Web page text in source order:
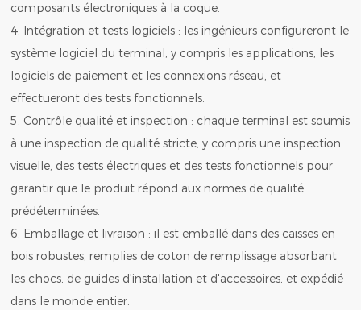
composants électroniques à la coque.
4. Intégration et tests logiciels : les ingénieurs configureront le
système logiciel du terminal, y compris les applications, les
logiciels de paiement et les connexions réseau, et
effectueront des tests fonctionnels.
5. Contrôle qualité et inspection : chaque terminal est soumis
à une inspection de qualité stricte, y compris une inspection
visuelle, des tests électriques et des tests fonctionnels pour
garantir que le produit répond aux normes de qualité
prédéterminées.
6. Emballage et livraison : il est emballé dans des caisses en
bois robustes, remplies de coton de remplissage absorbant
les chocs, de guides d'installation et d'accessoires, et expédié
dans le monde entier.